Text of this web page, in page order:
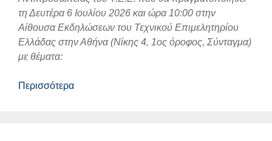
τη Δευτέρα 6 Ιουλίου 2026 και ώρα 10:00 στην
Αίθουσα Εκδηλώσεων του Τεχνικού Επιμελητηρίου
Ελλάδας στην Αθήνα (Νίκης 4, 1ος όροφος, Σύνταγμα)
με θέματα:
Περισσότερα